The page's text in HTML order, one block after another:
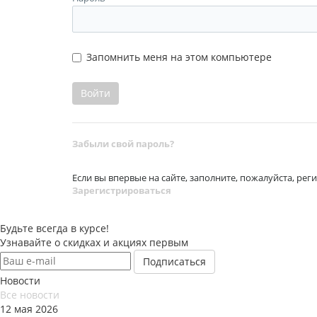
Запомнить меня на этом компьютере
Забыли свой пароль?
Если вы впервые на сайте, заполните, пожалуйста,
Зарегистрироваться
Будьте всегда в курсе!
Узнавайте о скидках и акциях первым
Новости
Все новости
12 мая 2026